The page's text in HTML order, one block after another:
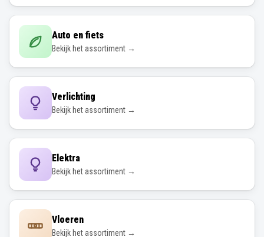
Auto en fiets
Bekijk het assortiment →
Verlichting
Bekijk het assortiment →
Elektra
Bekijk het assortiment →
Vloeren
Bekijk het assortiment →